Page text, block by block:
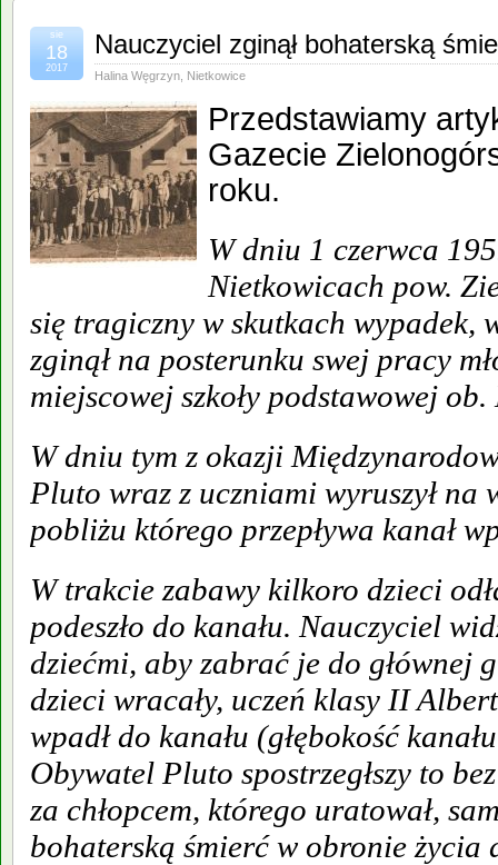
Nauczyciel zginął bohaterską
Halina Węgrzyn Nietkowice
sie
18
2017
Przedstawiamy
Gazecie
roku.
W dniu 1 czerwca
Nietkowicach pow.
się tragiczny w skutkach wypadek,
zginął na posterunku swej pracy
miejscowej szkoły podstawowej
W dniu tym z okazji
Pluto wraz z uczniami wyruszył na
pobliżu którego przepływa kanał
W trakcie zabawy kilkoro dzieci
podeszło do kanału. Nauczyciel
dziećmi, aby zabrać je do głównej
dzieci wracały, uczeń klasy II
wpadł do kanału (głębokość
Obywatel Pluto spostrzegłszy to
za chłopcem, którego uratował,
bohaterską śmierć w obronie życia